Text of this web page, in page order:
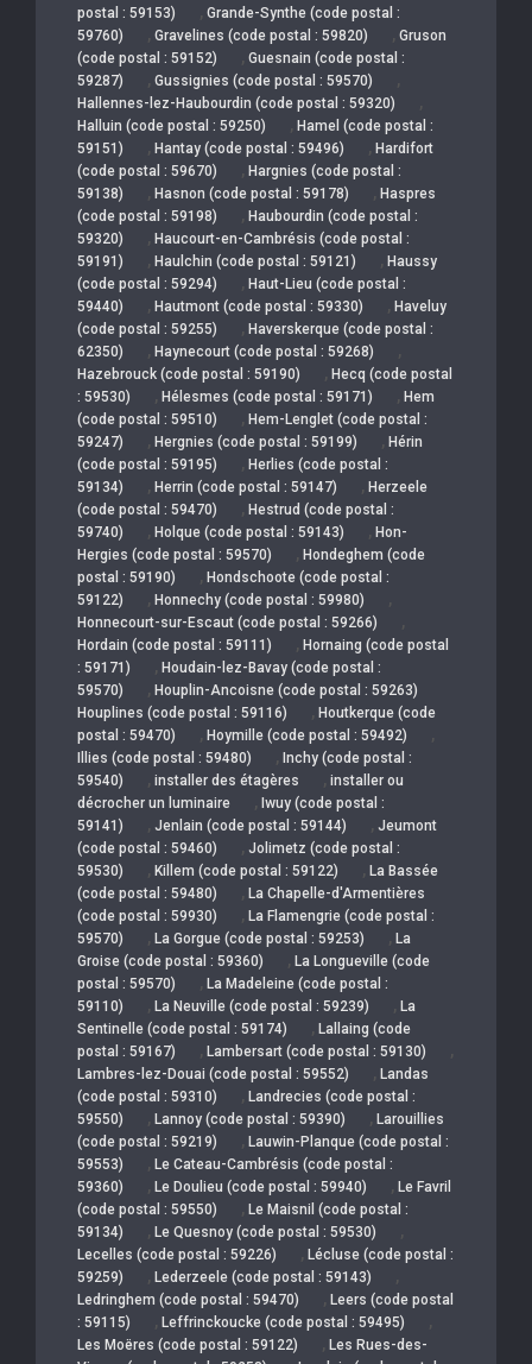
postal : 59153)
, Grande-Synthe (code postal :
59760)
, Gravelines (code postal : 59820) , Gruson
(code postal : 59152)
, Guesnain (code postal :
59287)
, Gussignies (code postal : 59570) ,
Hallennes-lez-Haubourdin (code postal : 59320) ,
Halluin (code postal : 59250) , Hamel (code postal :
59151)
, Hantay (code postal : 59496) , Hardifort
(code postal : 59670)
, Hargnies (code postal :
59138)
, Hasnon (code postal : 59178) , Haspres
(code postal : 59198)
, Haubourdin (code postal :
59320)
, Haucourt-en-Cambrésis (code postal :
59191)
, Haulchin (code postal : 59121) , Haussy
(code postal : 59294)
, Haut-Lieu (code postal :
59440)
, Hautmont (code postal : 59330) , Haveluy
(code postal : 59255)
, Haverskerque (code postal :
62350)
, Haynecourt (code postal : 59268) ,
Hazebrouck (code postal : 59190) , Hecq (code postal
: 59530)
, Hélesmes (code postal : 59171) , Hem
(code postal : 59510)
, Hem-Lenglet (code postal :
59247)
, Hergnies (code postal : 59199) , Hérin
(code postal : 59195)
, Herlies (code postal :
59134)
, Herrin (code postal : 59147) , Herzeele
(code postal : 59470)
, Hestrud (code postal :
59740)
, Holque (code postal : 59143) , Hon-
Hergies (code postal : 59570)
, Hondeghem (code
postal : 59190)
, Hondschoote (code postal :
59122)
, Honnechy (code postal : 59980) ,
Honnecourt-sur-Escaut (code postal : 59266) ,
Hordain (code postal : 59111) , Hornaing (code postal
: 59171)
, Houdain-lez-Bavay (code postal :
59570)
, Houplin-Ancoisne (code postal : 59263)
Houplines (code postal : 59116)
, Houtkerque (code
postal : 59470)
, Hoymille (code postal : 59492) ,
Illies (code postal : 59480) , Inchy (code postal :
59540)
, installer des étagères , installer ou
décrocher un luminaire
, Iwuy (code postal :
59141)
, Jenlain (code postal : 59144) , Jeumont
(code postal : 59460)
, Jolimetz (code postal :
59530)
, Killem (code postal : 59122) , La Bassée
(code postal : 59480)
, La Chapelle-d'Armentières
(code postal : 59930)
, La Flamengrie (code postal :
59570)
, La Gorgue (code postal : 59253) , La
Groise (code postal : 59360)
, La Longueville (code
postal : 59570)
, La Madeleine (code postal :
59110)
, La Neuville (code postal : 59239) , La
Sentinelle (code postal : 59174)
, Lallaing (code
postal : 59167)
, Lambersart (code postal : 59130) ,
Lambres-lez-Douai (code postal : 59552) , Landas
(code postal : 59310)
, Landrecies (code postal :
59550)
, Lannoy (code postal : 59390) , Larouillies
(code postal : 59219)
, Lauwin-Planque (code postal :
59553)
, Le Cateau-Cambrésis (code postal :
59360)
, Le Doulieu (code postal : 59940) , Le Favril
(code postal : 59550)
, Le Maisnil (code postal :
59134)
, Le Quesnoy (code postal : 59530) ,
Lecelles (code postal : 59226) , Lécluse (code postal :
59259)
, Lederzeele (code postal : 59143) ,
Ledringhem (code postal : 59470) , Leers (code postal
: 59115)
, Leffrinckoucke (code postal : 59495) ,
Les Moëres (code postal : 59122) , Les Rues-des-